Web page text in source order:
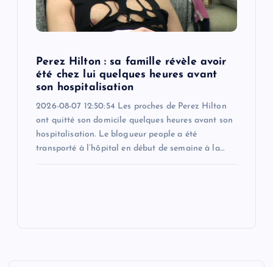
Perez Hilton : sa famille révèle avoir
été chez lui quelques heures avant
son hospitalisation
2026-08-07 12:50:54 Les proches de Perez Hilton
ont quitté son domicile quelques heures avant son
hospitalisation. Le blogueur people a été
transporté à l’hôpital en début de semaine à la…